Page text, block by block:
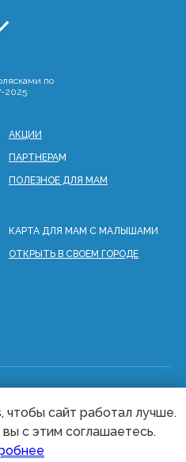
чтобы сайт работал лучше.
с этим соглашаетесь.
по
2025
АКЦИИ
ПАРТНЕРАМ
ПОЛЕЗНОЕ ДЛЯ МАМ
КАРТА ДЛЯ МАМ С МАЛЫШАМИ
ОТКРЫТЬ В СВОЕМ ГОРОДЕ
персональных данных
Оферта на мероприятия